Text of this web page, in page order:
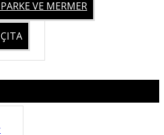
VE MERMER